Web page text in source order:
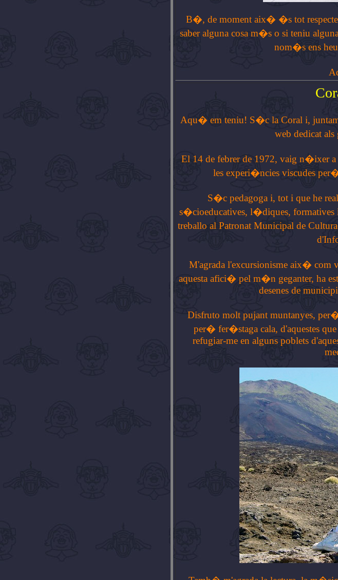
B�, de moment aix� �s tot respecte
saber alguna cosa m�s o si teniu
nom�s ens
Aqu� em teniu! S�c la Coral i,
web dedicat
El 14 de febrer de 1972, vaig n�ixer a
les experi�ncies viscudes
S�c pedagoga i, tot i que he
s�cioeducatives, l�diques,
treballo al Patronat Municipal de
M'agrada l'excursionisme aix� com
aquesta afici� pel m�n geganter, ha
desenes de
Disfruto molt pujant muntanyes,
per� fer�staga cala, d'aquestes
refugiar-me en alguns poblets